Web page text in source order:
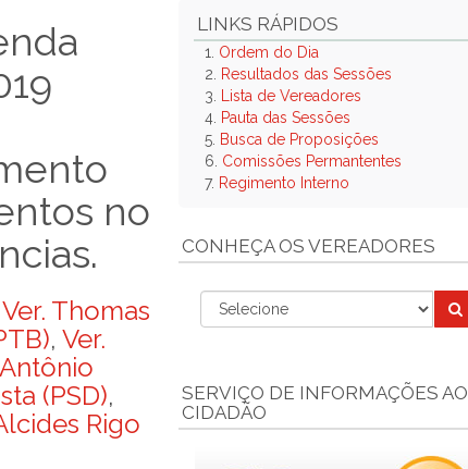
no
Ver. Thomas
, Ver.
(PSD),
Rigo
LINKS RÁPIDOS
1. Ordem do Dia
2.
Resultados das Sessões
3.
Lista de Vereadores
4. Pauta das Sessões
5. Busca de Proposições
6. Comissões Permantentes
7. Regimento Interno
CONHEÇA OS VEREADORES
SERVIÇO DE INFORMAÇÕES AO
CIDADÃO